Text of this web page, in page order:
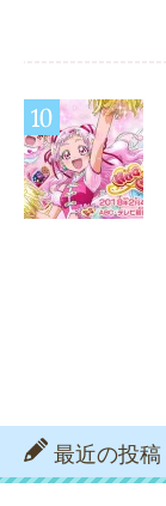
最近の投稿